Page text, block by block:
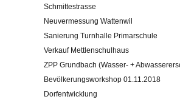
ImpressumSchmittestrasse
Neuvermessung Wattenwil
Sanierung Turnhalle Primarschule
Verkauf Mettlenschulhaus
ZPP Grundbach (Wasser- +
Bevölkerungsworkshop 01.11.2018
Dorfentwicklung